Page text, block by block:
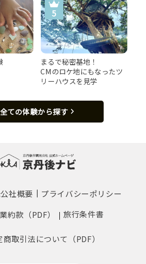
まるで秘密基地！
CMのロケ地にもなったツ
リーハウスを見学
全ての体験から探す
社概要
プライバシーポリシー
約款（PDF）
旅行条件書
商取引法について（PDF）